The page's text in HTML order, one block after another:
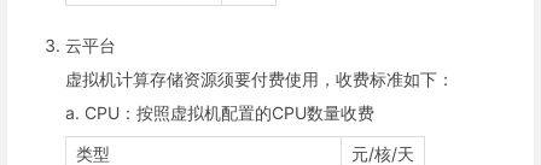
云平台
虚拟机计算存储资源须要付费使用，收费标准如下：
a. CPU：按照虚拟机配置的CPU数量收费
类型
元/核/天